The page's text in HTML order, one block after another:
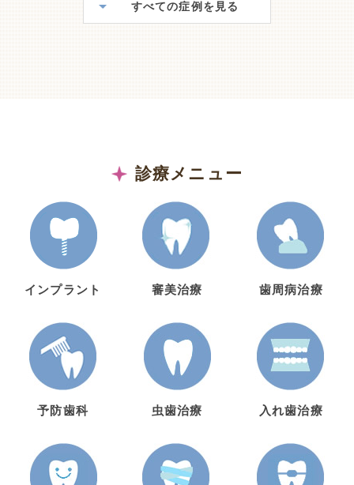
すべての症例を見る
診療メニュー
インプラント 審美治療 歯周病治療
予防歯科 虫歯治療 入れ歯治療